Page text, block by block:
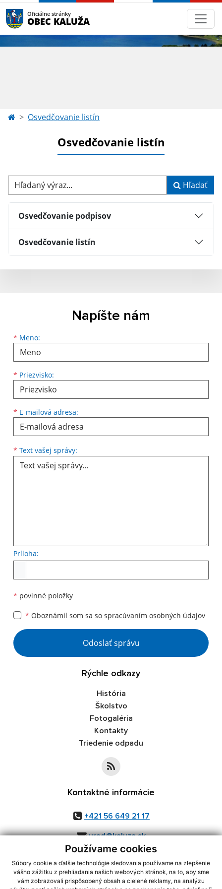
Používame cookies
Súbory cookie a ďalšie technológie sledovania používame na zlepšenie
vášho zážitku z prehliadania našich webových stránok, na to, aby sme
vám zobrazovali prispôsobený obsah a cielené reklamy, na analýzu
Oficiálne stránky
OBEC KALUŽA
Osvedčovanie listín
Osvedčovanie listín
Hľadaný výraz... Hľadať
Osvedčovanie podpisov
Osvedčovanie listín
Napíšte nám
* Meno:
Meno
* Priezvisko:
Priezvisko
* E-mailová adresa:
E-mailová adresa
* Text vašej správy:
Príloha:
* povinné položky
* Oboznámil som sa so spracúvaním osobných údajov
Google reCaptcha Response
Odoslať správu
Rýchle odkazy
História
Školstvo
Fotogaléria
Kontakty
Triedenie odpadu
Kontaktné informácie
+421 56 649 21 17
urad@kaluza.sk
využite možnosť získavania aktuálnych informácií s využitím RSS